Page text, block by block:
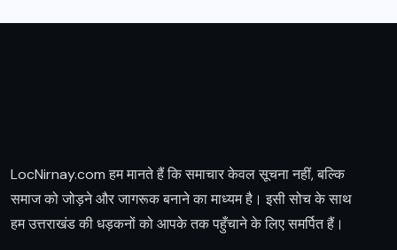
LocNirnay.com हम मानते हैं कि समाचार केवल सूचना नहीं, बल्कि
समाज को जोड़ने और जागरूक बनाने का माध्यम है। इसी सोच के साथ
हम उत्तराखंड की धड़कनों को आपके तक पहुँचाने के लिए समर्पित हैं।